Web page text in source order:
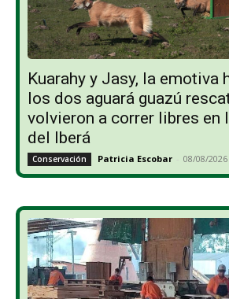
Kuarahy y Jasy, la emotiva
los dos aguará guazú
volvieron a correr libres en
del Iberá
Conservación Patricia Escobar - 08/08/2026